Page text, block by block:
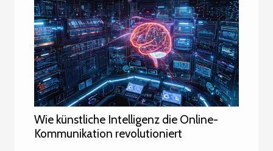
Wie künstliche Intelligenz die Online-
Kommunikation revolutioniert